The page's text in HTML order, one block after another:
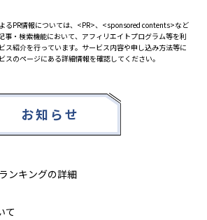
るPR情報については、<PR>、<sponsored contents>など
事・検索機能において、アフィリエイトプログラム等を利
ス紹介を行っています。サービス内容や申し込み方法等に
スのページにある詳細情報を確認してください。
お知らせ
ンキングの詳細
て